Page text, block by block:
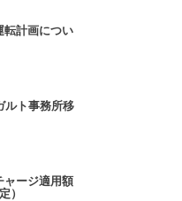
転計画につい
ルト事務所移
ャージ適用額
）